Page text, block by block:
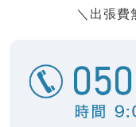
＼出張費